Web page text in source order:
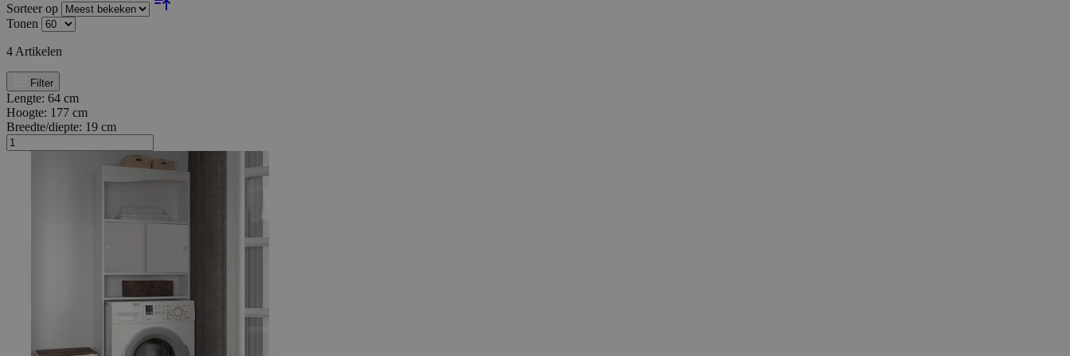
Sorteer op
Tonen
4 Artikelen
Filter
Lengte: 64 cm
Hoogte: 177 cm
Breedte/diepte: 19 cm